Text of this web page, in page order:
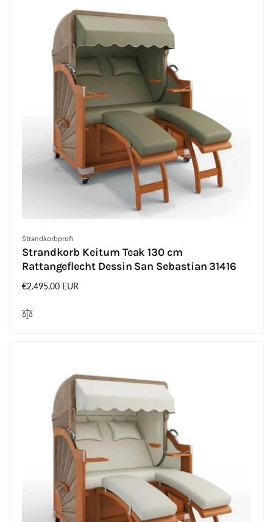
Anbieter:
Strandkorbprofi
Strandkorb Keitum Teak 130 cm
Rattangeflecht Dessin San Sebastian 31416
Normaler
€2.495,00 EUR